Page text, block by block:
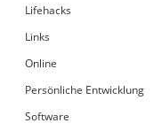
Lifehacks
Links
Online
Persönliche Entwicklung
Software